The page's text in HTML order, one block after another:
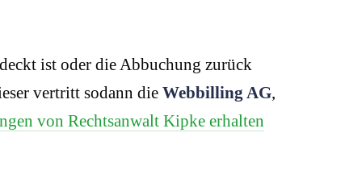
ist oder die Abbuchung zurück
vertritt sodann die Webbilling AG,
von Rechtsanwalt Kipke erhalten